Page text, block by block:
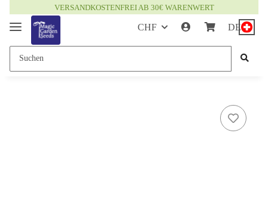
VERSANDKOSTENFREI AB 30€ WARENWERT
CHF DE